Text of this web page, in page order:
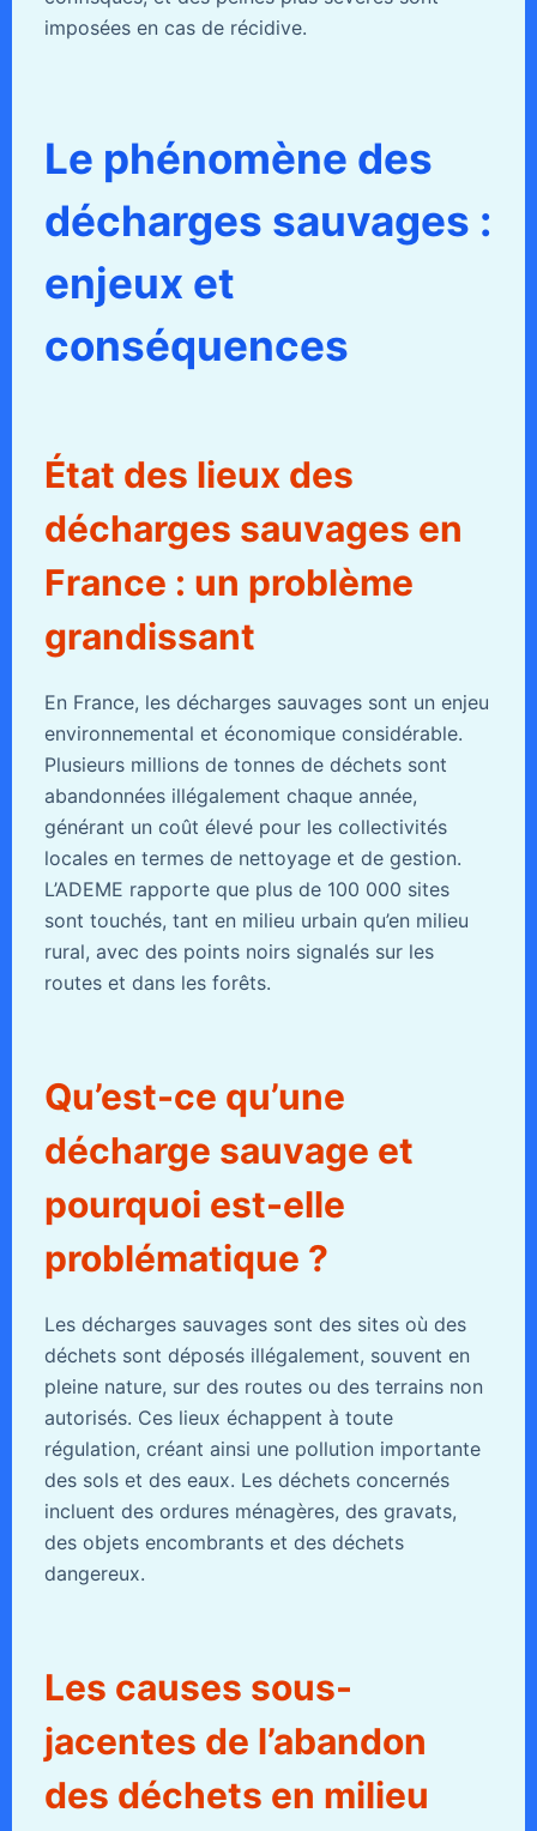
imposées en cas de récidive.
Le phénomène des
décharges sauvages :
enjeux et
conséquences
État des lieux des
décharges sauvages en
France : un problème
grandissant
En France, les décharges sauvages sont un enjeu
environnemental et économique considérable.
Plusieurs millions de tonnes de déchets sont
abandonnées illégalement chaque année,
générant un coût élevé pour les collectivités
locales en termes de nettoyage et de gestion.
L’ADEME rapporte que plus de 100 000 sites
sont touchés, tant en milieu urbain qu’en milieu
rural, avec des points noirs signalés sur les
routes et dans les forêts.
Qu’est-ce qu’une
décharge sauvage et
pourquoi est-elle
problématique ?
Les décharges sauvages sont des sites où des
déchets sont déposés illégalement, souvent en
pleine nature, sur des routes ou des terrains non
autorisés. Ces lieux échappent à toute
régulation, créant ainsi une pollution importante
des sols et des eaux. Les déchets concernés
incluent des ordures ménagères, des gravats,
des objets encombrants et des déchets
dangereux.
Les causes sous-
jacentes de l’abandon
des déchets en milieu